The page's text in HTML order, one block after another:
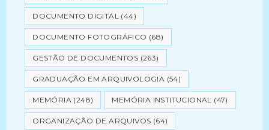
DOCUMENTO DIGITAL (44)
DOCUMENTO FOTOGRÁFICO (68)
GESTÃO DE DOCUMENTOS (263)
GRADUAÇÃO EM ARQUIVOLOGIA (54)
MEMÓRIA (248) MEMÓRIA INSTITUCIONAL (47)
ORGANIZAÇÃO DE ARQUIVOS (64)